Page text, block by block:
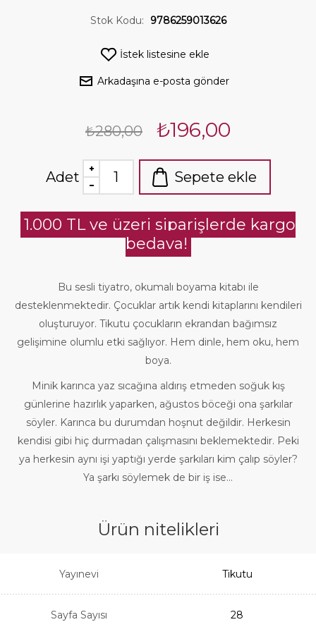
Stok Kodu: 9786259013626
İstek listesine ekle
Arkadaşına e-posta gönder
₺280,00 ₺196,00
Adet Sepete ekle
1.000 TL ve üzeri siparişlerde kargo
bedava!
Bu sesli tiyatro, okumalı boyama kitabı ile
desteklenmektedir. Çocuklar artık kendi kitaplarını kendileri
oluşturuyor. Tikutu çocukların ekrandan bağımsız
gelişimine olumlu etki sağlıyor. Hem dinle, hem oku, hem
boya.
Minik karınca yaz sıcağına aldırış etmeden soğuk kış
günlerine hazırlık yaparken, ağustos böceği ona şarkılar
söyler. Karınca bu durumdan hoşnut değildir. Herkesin
kendisi gibi hiç durmadan çalışmasını beklemektedir. Peki
ya herkesin aynı işi yaptığı yerde şarkıları kim çalıp söyler?
Ya şarkı söylemek de bir iş ise...
Ürün nitelikleri
Yayınevi Tikutu
Sayfa Sayısı 28